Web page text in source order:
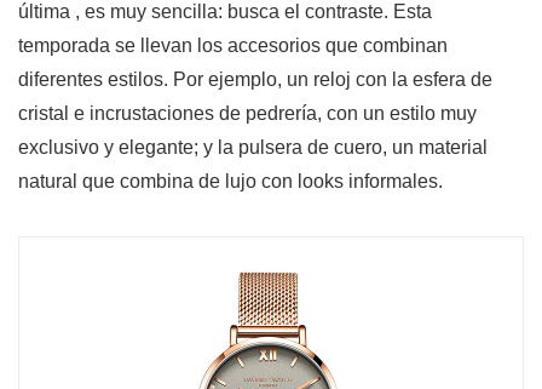
última , es muy sencilla: busca el contraste. Esta
temporada se llevan los accesorios que combinan
diferentes estilos. Por ejemplo, un reloj con la esfera de
cristal e incrustaciones de pedrería, con un estilo muy
exclusivo y elegante; y la pulsera de cuero, un material
natural que combina de lujo con looks informales.